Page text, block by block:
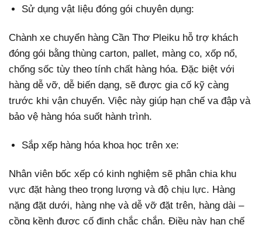
Sử dụng vật liệu đóng gói chuyên dụng:
Chành xe chuyển hàng Cần Thơ Pleiku hỗ trợ khách
đóng gói bằng thùng carton, pallet, màng co, xốp nổ,
chống sốc tùy theo tính chất hàng hóa. Đặc biệt với
hàng dễ vỡ, dễ biến dạng, sẽ được gia cố kỹ càng
trước khi vận chuyển. Việc này giúp hạn chế va đập và
bảo vệ hàng hóa suốt hành trình.
Sắp xếp hàng hóa khoa học trên xe:
Nhân viên bốc xếp có kinh nghiệm sẽ phân chia khu
vực đặt hàng theo trọng lượng và độ chịu lực. Hàng
nặng đặt dưới, hàng nhẹ và dễ vỡ đặt trên, hàng dài –
cồng kềnh được cố định chắc chắn. Điều này hạn chế